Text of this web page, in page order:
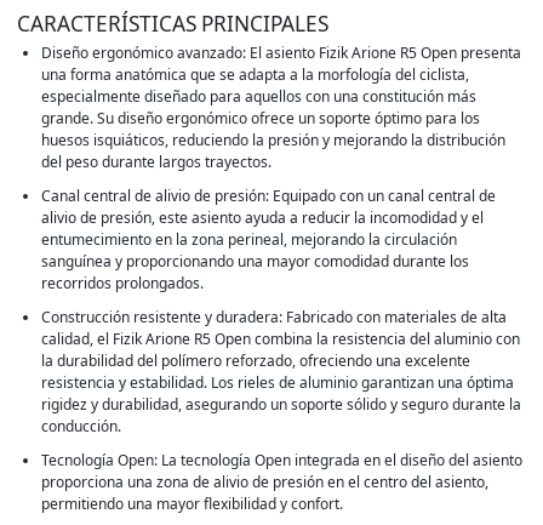
CARACTERÍSTICAS PRINCIPALES
Diseño ergonómico avanzado: El asiento Fizik Arione R5 Open presenta
una forma anatómica que se adapta a la morfología del ciclista,
especialmente diseñado para aquellos con una constitución más
grande. Su diseño ergonómico ofrece un soporte óptimo para los
huesos isquiáticos, reduciendo la presión y mejorando la distribución
del peso durante largos trayectos.
Canal central de alivio de presión: Equipado con un canal central de
alivio de presión, este asiento ayuda a reducir la incomodidad y el
entumecimiento en la zona perineal, mejorando la circulación
sanguínea y proporcionando una mayor comodidad durante los
recorridos prolongados.
Construcción resistente y duradera: Fabricado con materiales de alta
calidad, el Fizik Arione R5 Open combina la resistencia del aluminio con
la durabilidad del polímero reforzado, ofreciendo una excelente
resistencia y estabilidad. Los rieles de aluminio garantizan una óptima
rigidez y durabilidad, asegurando un soporte sólido y seguro durante la
conducción.
Tecnología Open: La tecnología Open integrada en el diseño del asiento
proporciona una zona de alivio de presión en el centro del asiento,
permitiendo una mayor flexibilidad y confort.